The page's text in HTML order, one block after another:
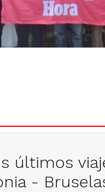
últimos
-